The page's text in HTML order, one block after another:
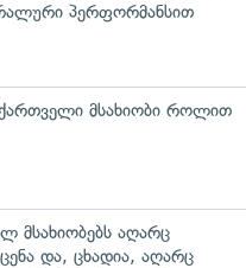
პერფორმანსით
ქართველი მსახიობი როლით
მსახიობებს აღარც
და, ცხადია, აღარც